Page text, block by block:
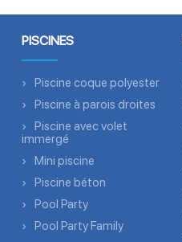
PISCINES
Piscine coque polyester
Piscine à parois droites
Piscine avec volet
immergé
Mini piscine
Piscine béton
Pool Party
Pool Party Family